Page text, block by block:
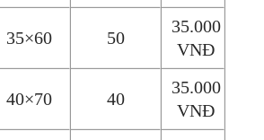
35×60 50
35.000
VNĐ
40×70 40
35.000
VNĐ